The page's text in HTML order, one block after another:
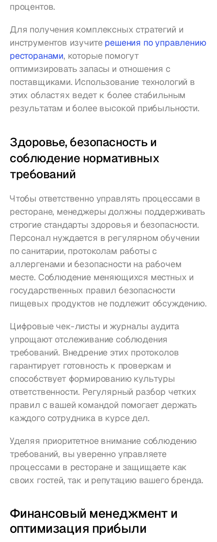
процентов.
Для получения комплексных стратегий и
инструментов изучите решения по управлению
ресторанами, которые помогут
оптимизировать запасы и отношения с
поставщиками. Использование технологий в
этих областях ведет к более стабильным
результатам и более высокой прибыльности.
Здоровье, безопасность и
соблюдение нормативных
требований
Чтобы ответственно управлять процессами в
ресторане, менеджеры должны поддерживать
строгие стандарты здоровья и безопасности.
Персонал нуждается в регулярном обучении
по санитарии, протоколам работы с
аллергенами и безопасности на рабочем
месте. Соблюдение меняющихся местных и
государственных правил безопасности
пищевых продуктов не подлежит обсуждению.
Цифровые чек-листы и журналы аудита
упрощают отслеживание соблюдения
требований. Внедрение этих протоколов
гарантирует готовность к проверкам и
способствует формированию культуры
ответственности. Регулярный разбор четких
правил с вашей командой помогает держать
каждого сотрудника в курсе дел.
Уделяя приоритетное внимание соблюдению
требований, вы уверенно управляете
процессами в ресторане и защищаете как
своих гостей, так и репутацию вашего бренда.
Финансовый менеджмент и
оптимизация прибыли